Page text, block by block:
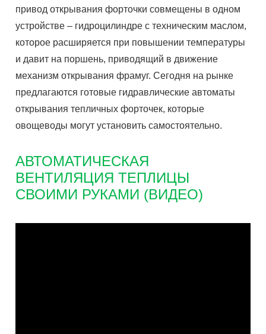
привод открывания форточки совмещены в одном
устройстве – гидроцилиндре с техническим маслом,
которое расширяется при повышении температуры
и давит на поршень, приводящий в движение
механизм открывания фрамуг. Сегодня на рынке
предлагаются готовые гидравлические автоматы
открывания тепличных форточек, которые
овощеводы могут установить самостоятельно.
АВТОМАТИЧЕСКАЯ
ВЕНТИЛЯЦИЯ ТЕПЛИЦЫ
СВОИМИ РУКАМИ (ВИДЕО)